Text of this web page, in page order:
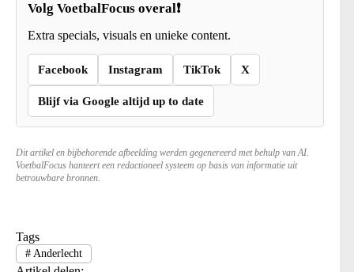
Volg VoetbalFocus overal❗
Extra specials, visuals en unieke content.
Facebook Instagram TikTok X
Blijf via Google altijd up to date
Dit artikel en bijbehorende afbeelding werden gegenereerd met behulp van AI.
VoetbalFocus hanteert een redactioneel systeem op basis van informatie uit
betrouwbare bronnen.
Tags
#Anderlecht